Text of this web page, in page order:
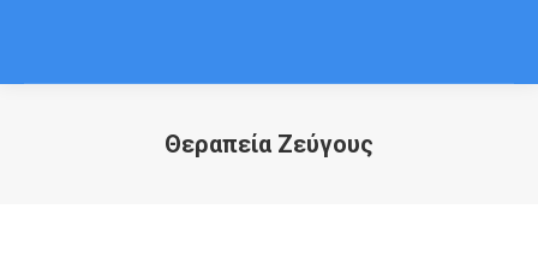
Θεραπεία Ζεύγους